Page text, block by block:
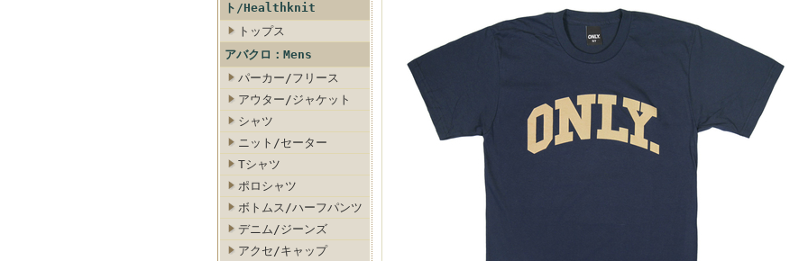
ト/Healthknit
トップス
アバクロ：Mens
パーカー/フリース
アウター/ジャケット
シャツ
ニット/セーター
Tシャツ
ポロシャツ
ボトムス/ハーフパンツ
デニム/ジーンズ
アクセ/キャップ